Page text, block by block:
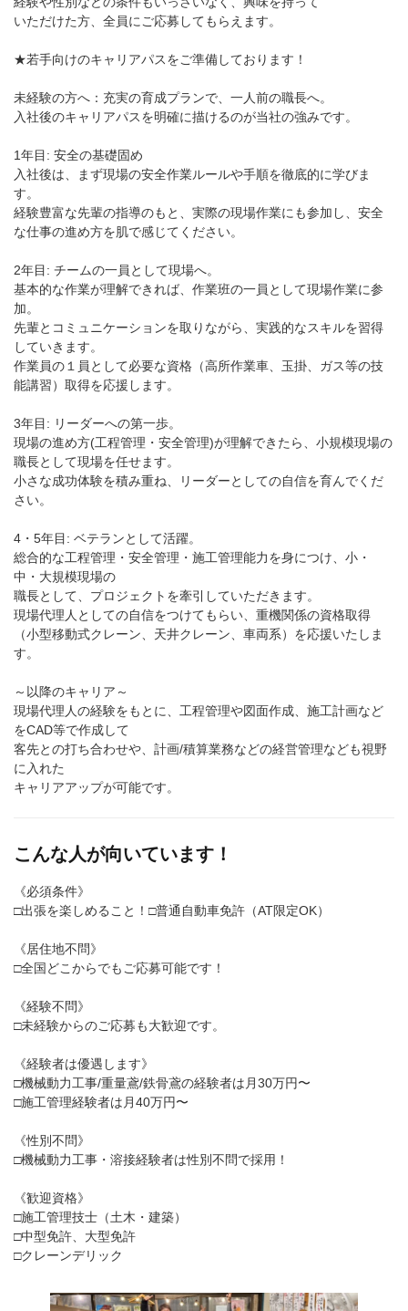
いただけた方、全員にご応募してもらえます。
★若手向けのキャリアパスをご準備しております！
未経験の方へ：充実の育成プランで、一人前の職長へ。
入社後のキャリアパスを明確に描けるのが当社の強みです。
1年目: 安全の基礎固め
入社後は、まず現場の安全作業ルールや手順を徹底的に学びま
す。
経験豊富な先輩の指導のもと、実際の現場作業にも参加し、安全
な仕事の進め方を肌で感じてください。
2年目: チームの一員として現場へ。
基本的な作業が理解できれば、作業班の一員として現場作業に参
加。
先輩とコミュニケーションを取りながら、実践的なスキルを習得
していきます。
作業員の１員として必要な資格（高所作業車、玉掛、ガス等の技
能講習）取得を応援します。
3年目: リーダーへの第一歩。
現場の進め方(工程管理・安全管理)が理解できたら、小規模現場の
職長として現場を任せます。
小さな成功体験を積み重ね、リーダーとしての自信を育んでくだ
さい。
4・5年目: ベテランとして活躍。
総合的な工程管理・安全管理・施工管理能力を身につけ、小・
中・大規模現場の
職長として、プロジェクトを牽引していただきます。
現場代理人としての自信をつけてもらい、重機関係の資格取得
（小型移動式クレーン、天井クレーン、車両系）を応援いたしま
す。
～以降のキャリア～
現場代理人の経験をもとに、工程管理や図面作成、施工計画など
をCAD等で作成して
客先との打ち合わせや、計画/積算業務などの経営管理なども視野
に入れた
キャリアアップが可能です。
こんな人が向いています！
《必須条件》
□出張を楽しめること！□普通自動車免許（AT限定OK）
《居住地不問》
□全国どこからでもご応募可能です！
《経験不問》
□未経験からのご応募も大歓迎です。
《経験者は優遇します》
□機械動力工事/重量鳶/鉄骨鳶の経験者は月30万円〜
□施工管理経験者は月40万円〜
《性別不問》
□機械動力工事・溶接経験者は性別不問で採用！
《歓迎資格》
□施工管理技士（土木・建築）
□中型免許、大型免許
□クレーンデリック